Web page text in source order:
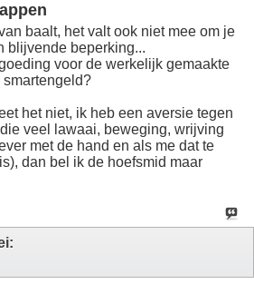
baalt, het valt ook niet mee om je
blijvende beperking...
voor de werkelijk gemaakte
smartengeld?
het niet, ik heb een aversie tegen
veel lawaai, beweging, wrijving
met de hand en als me dat te
dan bel ik de hoefsmid maar